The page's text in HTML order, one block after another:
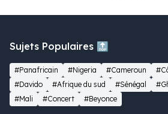
Sujets Populaires 🔝
#Panafricain #Nigeria #Cameroun
#Davido
#Afrique du sud #Sénégal
#Mali
#Concert #Beyonce